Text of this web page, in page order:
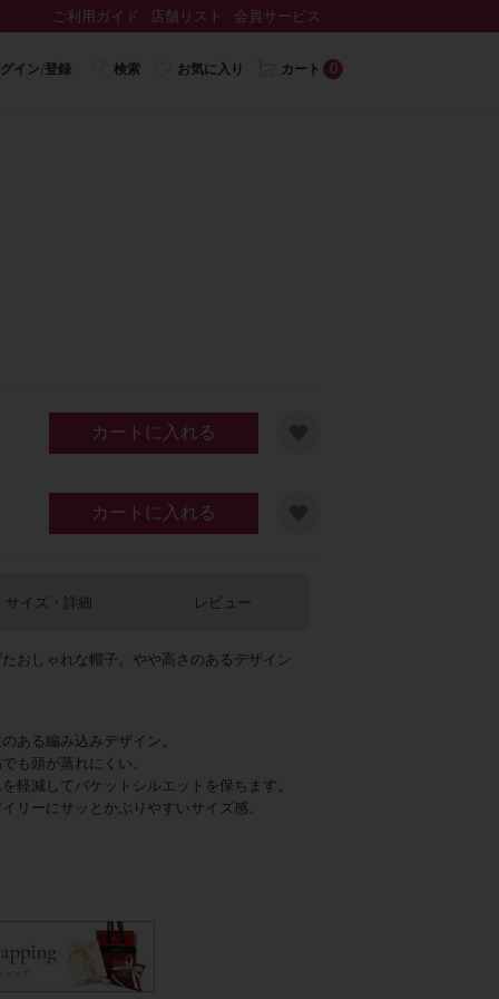
ご利用ガイド 店舗リスト 会員サービス
イン/登録 検索 お気に入り カート 0
ビー
カートに入れる
カートに入れる
おしゃれな帽子。やや高さのあるデザイン
ある編み込みデザイン。
も頭が蒸れにくい。
軽減してバケットシルエットを保ちます。
リーにサッとかぶりやすいサイズ感。
サイズ・詳細 レビュー